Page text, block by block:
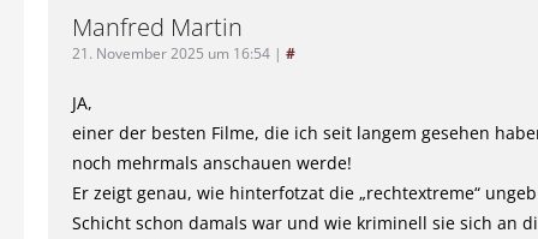
Manfred Martin
21. November 2025 um 16:54 | #
JA,
einer der besten Filme, die ich seit langem gesehen
noch mehrmals anschauen werde!
Er zeigt genau, wie hinterfotzat die „rechtextreme“
Schicht schon damals war und wie kriminell sie sich an